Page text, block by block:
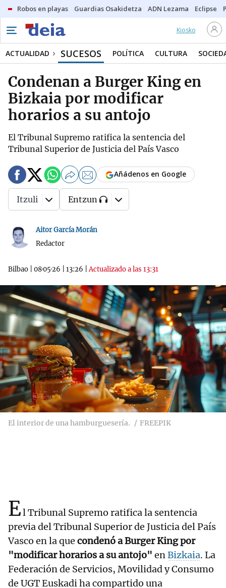
Robos en playas Guardias Osakidetza ADN Lezama Eclipse
Kiosko
ACTUALIDAD SUCESOS POLÍTICA CULTURA
Condenan a Burger King en
Bizkaia por modificar
horarios a su antojo
El Tribunal Supremo ratifica la sentencia del
Tribunal Superior de Justicia del País Vasco
Aitor García Morán
Redactor
Bilbao 08·05·26 13:26 |Actualizado a las 13:31
Añádenos en Google
Itzuli Entzun
El interior de una hamburguesería. FREEPIK
El Tribunal Supremo ratifica la sentencia
previa del Tribunal Superior de Justicia del País
Vasco en la que condenó a Burger King por
"modificar horarios a su antojo" enBizkaia. La
Federación de Servicios, Movilidad y Consumo
de UGT Euskadi ha compartido una